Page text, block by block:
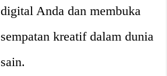
Anda dan membuka
kreatif dalam dunia